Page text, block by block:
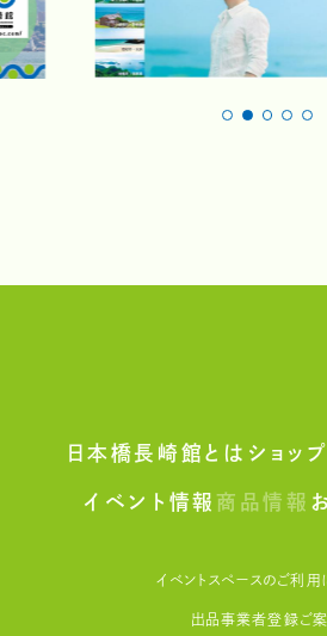
日本橋長崎館とは ショッ
イベント情報商品情報
イベントスペースのご利用
出品事業者登録ご